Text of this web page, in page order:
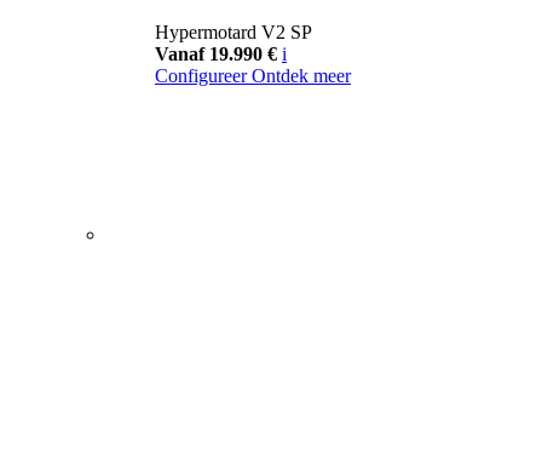
Hypermotard V2 SP
Vanaf 19.990 € i
Configureer Ontdek meer